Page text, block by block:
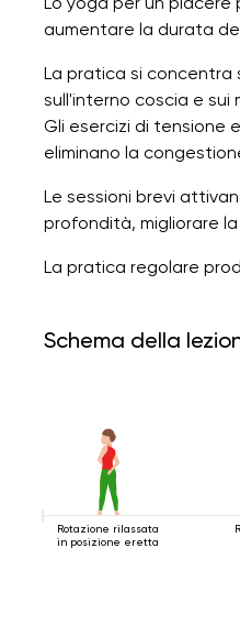
aumentare la durata
La pratica si concentra
sull'interno coscia e
Gli esercizi di tensione
eliminano la
Le sessioni brevi
profondità, migliorare
La pratica regolare
Schema della
Rotazione rilassata
in posizione eretta